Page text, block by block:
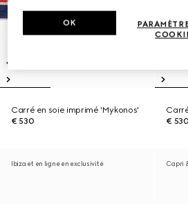
Carré en soie imprimé 'Mykonos'
€ 530
€ 530
Ibiza et en ligne en exclusivité Capri
OK